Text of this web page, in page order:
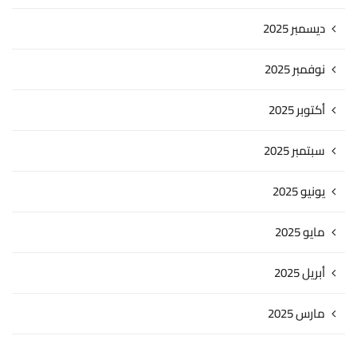
ديسمبر 2025
نوفمبر 2025
أكتوبر 2025
سبتمبر 2025
يونيو 2025
مايو 2025
أبريل 2025
مارس 2025